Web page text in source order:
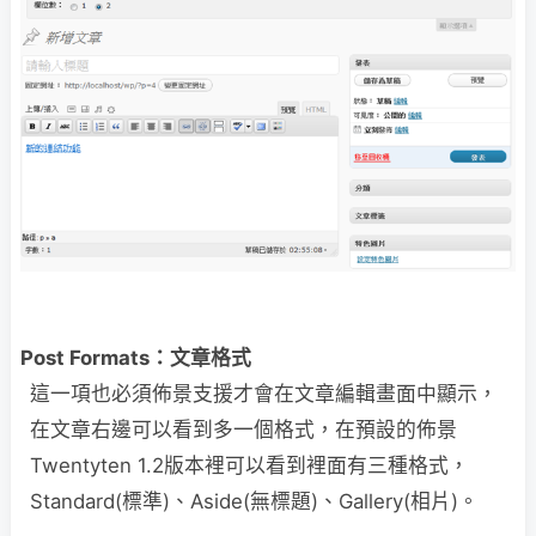
Post Formats：文章格式
這一項也必須佈景支援才會在文章編輯畫面中顯示，
在文章右邊可以看到多一個格式，在預設的佈景
Twentyten 1.2版本裡可以看到裡面有三種格式，
Standard(標準)、Aside(無標題)、Gallery(相片)。